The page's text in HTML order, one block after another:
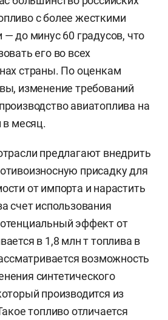
с более жесткими
— до минус 60 градусов, что
его во всех
страны. По оценкам
изменение требований
авиатоплива на
в месяц.
предлагают внедрить
присадку для
от импорта и нарастить
счет использования
эффект от
в 1,8 млн т топлива в
возможность
синтетического
производится из
топливо отличается